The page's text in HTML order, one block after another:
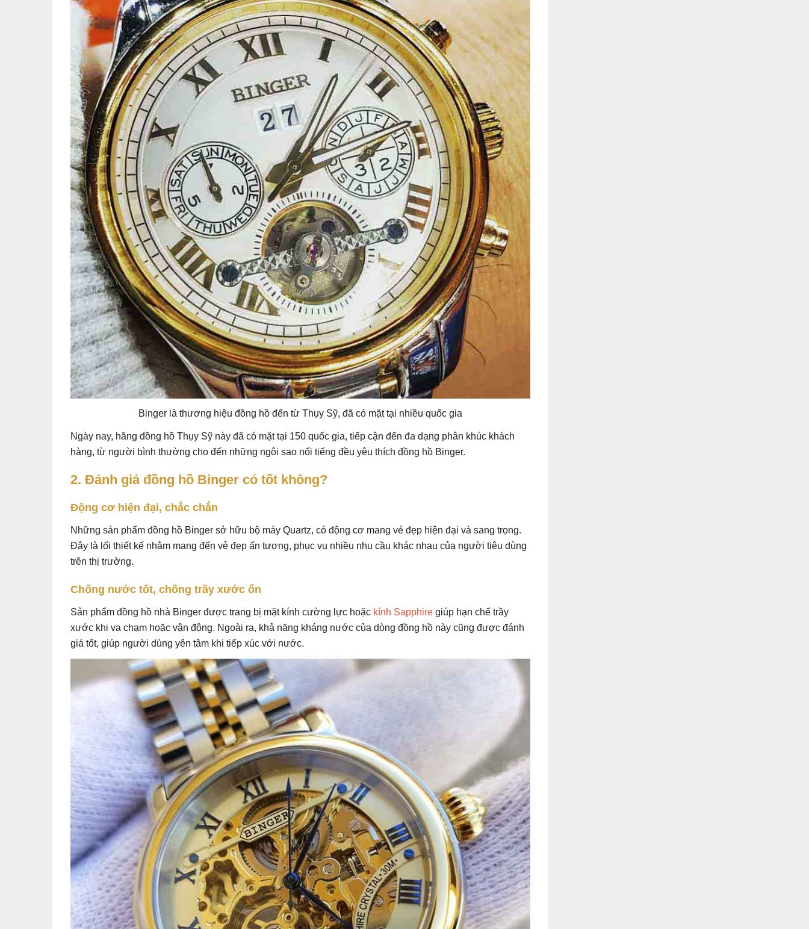
Binger là thương hiệu đồng hồ đến từ Thụy Sỹ, đã có mặt tại nhiều quốc gia
Ngày nay, hãng đồng hồ Thụy Sỹ này đã có mặt tại 150 quốc gia, tiếp cận đến đa dạng phân khúc khách
hàng, từ người bình thường cho đến những ngôi sao nổi tiếng đều yêu thích đồng hồ Binger.
2. Đánh giá đồng hồ Binger có tốt không?
Động cơ hiện đại, chắc chắn
Những sản phẩm đồng hồ Binger sở hữu bộ máy Quartz, có động cơ mang vẻ đẹp hiện đại và sang trọng.
Đây là lối thiết kế nhằm mang đến vẻ đẹp ấn tượng, phục vụ nhiều nhu cầu khác nhau của người tiêu dùng
trên thị trường.
Chống nước tốt, chống trầy xước ổn
Sản phẩm đồng hồ nhà Binger được trang bị mặt kính cường lực hoặc kính Sapphire giúp hạn chế trầy
xước khi va chạm hoặc vận động. Ngoài ra, khả năng kháng nước của dòng đồng hồ này cũng được đánh
giá tốt, giúp người dùng yên tâm khi tiếp xúc với nước.